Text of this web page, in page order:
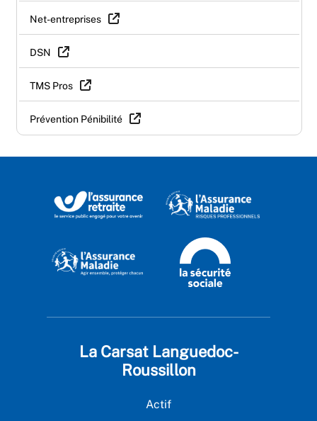
Net-entreprises
DSN
TMS Pros
Prévention Pénibilité
La Carsat Languedoc-
Roussillon
Actif